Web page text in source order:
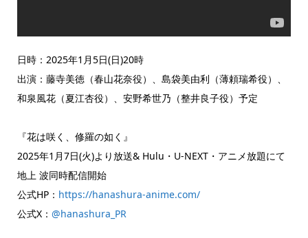
日時：2025年1月5日(日)20時
出演：藤寺美徳（春山花奈役）、島袋美由利（薄頼瑞希役）、
和泉風花（夏江杏役）、安野希世乃（整井良子役）予定
『花は咲く、修羅の如く』
2025年1月7日(火)より放送& Hulu・U-NEXT・アニメ放題にて
地上 波同時配信開始
公式HP： https://hanashura-anime.com/
公式X： @hanashura_PR